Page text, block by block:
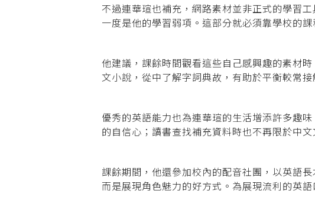
不過連華瑄也補充，網路素材並非正式的學習
一度是他的學習弱項。這部分就必須靠學校的
他建議，課餘時間觀看這些自己感興趣的素材
文小說，從中了解字詞典故，有助於平衡較常
優秀的英語能力也為連華瑄的生活增添許多趣
的自信心；讀書查找補充資料時也不再限於中
課餘期間，他還參加校內的配音社團，以英語
而是展現角色魅力的好方式。為展現流利的英